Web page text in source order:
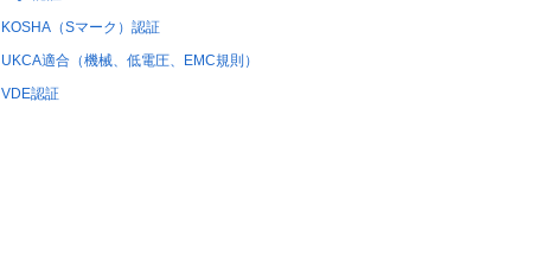
KOSHA（Sマーク）認証
UKCA適合（機械、低電圧、EMC規則）
VDE認証